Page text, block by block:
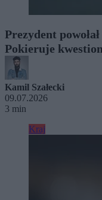
Prezydent
Pokieruje
Kamil Szałecki
09.07.2026
3 min
Kraj